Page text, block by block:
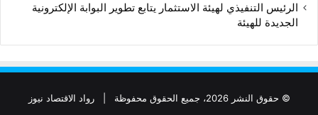
الرئيس التنفيذي لهيئة الاستثمار يتابع تطوير البوابة الإلكترونية
الجديدة للهيئة
© حقوق النشر 2026، جميع الحقوق محفوظة | رواد الاقتصاد نيوز